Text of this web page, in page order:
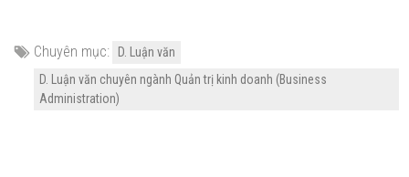
Chuyên mục:
D. Luận văn
D. Luận văn chuyên ngành Quản trị kinh doanh (Business
Administration)